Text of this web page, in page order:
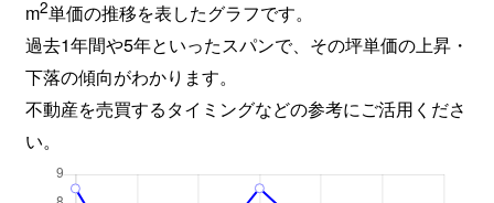
m2単価の推移を表したグラフです。
過去1年間や5年といったスパンで、その坪単価の上昇・
下落の傾向がわかります。
不動産を売買するタイミングなどの参考にご活用くださ
い。